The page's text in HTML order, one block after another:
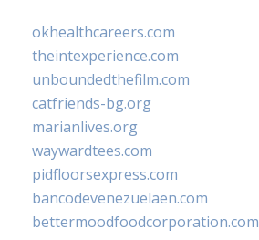
okhealthcareers.com
theintexperience.com
unboundedthefilm.com
catfriends-bg.org
marianlives.org
waywardtees.com
pidfloorsexpress.com
bancodevenezuelaen.com
bettermoodfoodcorporation.com